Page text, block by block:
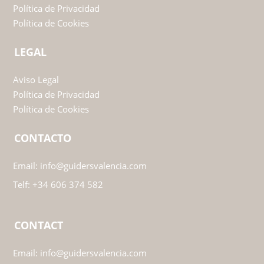
Política de Privacidad
Política de Cookies
LEGAL
Aviso Legal
Política de Privacidad
Política de Cookies
CONTACTO
Email: info@guidersvalencia.com
Telf: +34 606 374 582
CONTACT
Email: info@guidersvalencia.com